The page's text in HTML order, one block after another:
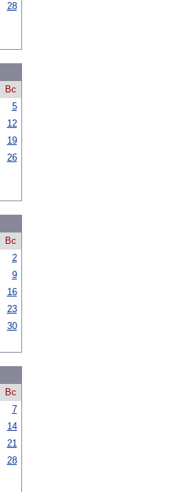
28
Вс
5
12
19
26
Вс
2
9
16
23
30
Вс
7
14
21
28